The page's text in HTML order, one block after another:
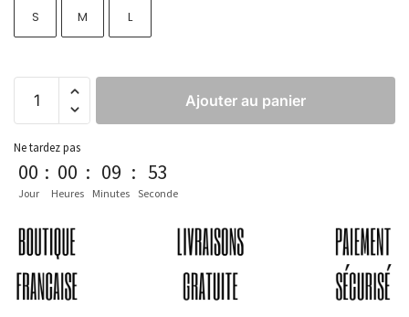
S M L
Ajouter au panier
Ne tardez pas
00
Jour
: 00
Heures
: 09
Minutes
: 53
Seconde